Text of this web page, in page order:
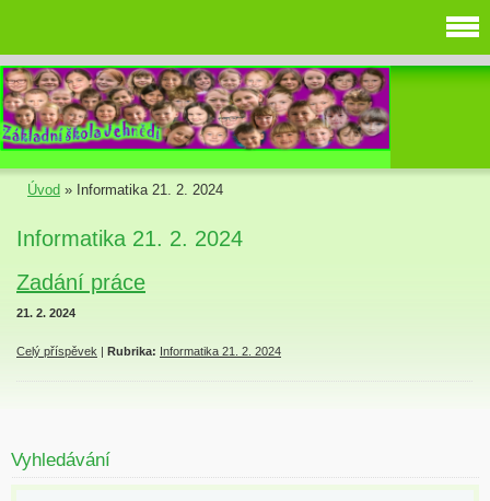
Úvod » Informatika 21. 2. 2024
Informatika 21. 2. 2024
Zadání práce
21. 2. 2024
Celý příspěvek | Rubrika: Informatika 21. 2. 2024
Vyhledávání